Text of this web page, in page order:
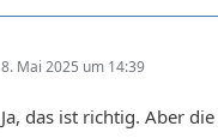
8. Mai 2025 um 14:39
Ja, das ist richtig. Aber